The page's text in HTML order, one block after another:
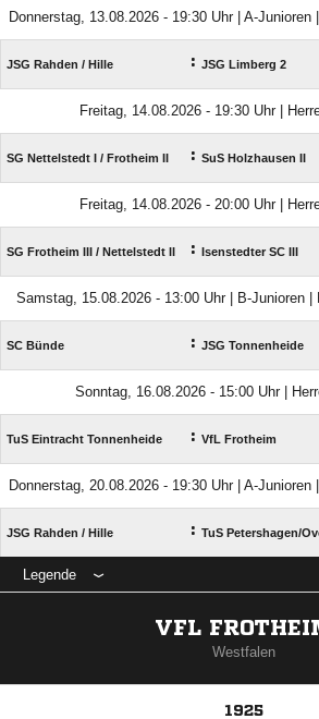
Donnerstag, 13.08.2026 - 19:30 Uhr | A-
JSG Rahden /​ Hille : JSG Limberg 2
Freitag, 14.08.2026 - 19:30 Uhr |
SG Nettelstedt I /​ Frotheim II : SuS Holzhausen II
Freitag, 14.08.2026 - 20:00 Uhr |
SG Frotheim III /​ Nettelstedt II : Isenstedter SC III
Samstag, 15.08.2026 - 13:00 Uhr | B-Junioren
SC Bünde : JSG Tonnenheide
Sonntag, 16.08.2026 - 15:00 Uhr |
TuS Eintracht Tonnenheide : VfL Frotheim
Donnerstag, 20.08.2026 - 19:30 Uhr | A-
JSG Rahden /​ Hille : TuS Petershagen/​
Legende
VFL
Westfalen
1925